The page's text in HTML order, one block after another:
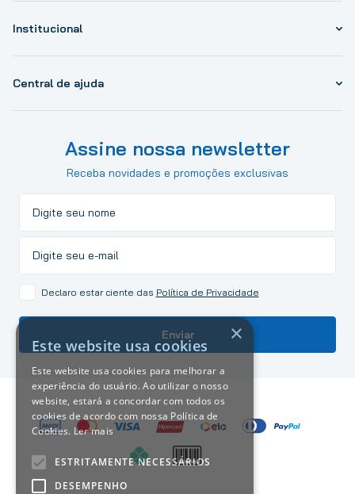
Institucional
Central de ajuda
Assine nossa newsletter
Receba novidades e promoções exclusivas
Declaro estar ciente das Política de Privacidade
Enviar ×
Este website usa cookies
Este website usa cookies para melhorar a
experiência do usuário. Ao utilizar o nosso
website, estará a concordar com todos os
cookies de acordo com nossa Política de
Cookies. Ler mais
ESTRITAMENTE NECESSÁRIOS
DESEMPENHO